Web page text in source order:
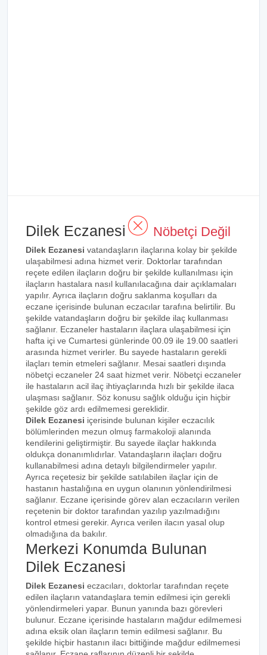
Dilek Eczanesi Nöbetçi Değil
Dilek Eczanesi vatandaşların ilaçlarına kolay bir şekilde
ulaşabilmesi adına hizmet verir. Doktorlar tarafından
reçete edilen ilaçların doğru bir şekilde kullanılması için
ilaçların hastalara nasıl kullanılacağına dair açıklamaları
yapılır. Ayrıca ilaçların doğru saklanma koşulları da
eczane içerisinde bulunan eczacılar tarafına belirtilir. Bu
şekilde vatandaşların doğru bir şekilde ilaç kullanması
sağlanır. Eczaneler hastaların ilaçlara ulaşabilmesi için
hafta içi ve Cumartesi günlerinde 00.09 ile 19.00 saatleri
arasında hizmet verirler. Bu sayede hastaların gerekli
ilaçları temin etmeleri sağlanır. Mesai saatleri dışında
nöbetçi eczaneler 24 saat hizmet verir. Nöbetçi eczaneler
ile hastaların acil ilaç ihtiyaçlarında hızlı bir şekilde ilaca
ulaşması sağlanır. Söz konusu sağlık olduğu için hiçbir
şekilde göz ardı edilmemesi gereklidir.
Dilek Eczanesi içerisinde bulunan kişiler eczacılık
bölümlerinden mezun olmuş farmakoloji alanında
kendilerini geliştirmiştir. Bu sayede ilaçlar hakkında
oldukça donanımlıdırlar. Vatandaşların ilaçları doğru
kullanabilmesi adına detaylı bilgilendirmeler yapılır.
Ayrıca reçetesiz bir şekilde satılabilen ilaçlar için de
hastanın hastalığına en uygun olanının yönlendirilmesi
sağlanır. Eczane içerisinde görev alan eczacıların verilen
reçetenin bir doktor tarafından yazılıp yazılmadığını
kontrol etmesi gerekir. Ayrıca verilen ilacın yasal olup
olmadığına da bakılır.
Merkezi Konumda Bulunan
Dilek Eczanesi
Dilek Eczanesi eczacıları, doktorlar tarafından reçete
edilen ilaçların vatandaşlara temin edilmesi için gerekli
yönlendirmeleri yapar. Bunun yanında bazı görevleri
bulunur. Eczane içerisinde hastaların mağdur edilmemesi
adına eksik olan ilaçların temin edilmesi sağlanır. Bu
şekilde hiçbir hastanın ilacı bittiğinde mağdur edilmemesi